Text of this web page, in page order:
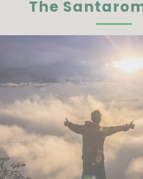
The